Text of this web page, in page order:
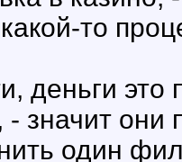
то
деньги
- значит они
один